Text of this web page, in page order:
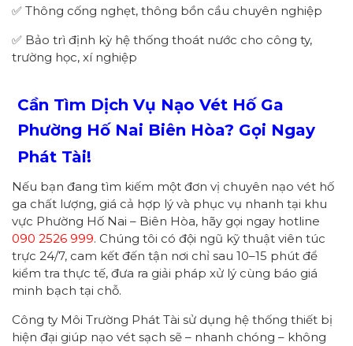
✅ Thông cống nghẹt, thông bồn cầu chuyên nghiệp
✅ Bảo trì định kỳ hệ thống thoát nước cho công ty,
trường học, xí nghiệp
Cần Tìm Dịch Vụ Nạo Vét Hố Ga
Phường Hố Nai Biên Hòa? Gọi Ngay
Phát Tài!
Nếu bạn đang tìm kiếm một đơn vị chuyên nạo vét hố
ga chất lượng, giá cả hợp lý và phục vụ nhanh tại khu
vực Phường Hố Nai – Biên Hòa, hãy gọi ngay hotline
090 2526 999. Chúng tôi có đội ngũ kỹ thuật viên túc
trực 24/7, cam kết đến tận nơi chỉ sau 10–15 phút để
kiểm tra thực tế, đưa ra giải pháp xử lý cùng báo giá
minh bạch tại chỗ.
Công ty Môi Trường Phát Tài sử dụng hệ thống thiết bị
hiện đại giúp nạo vét sạch sẽ – nhanh chóng – không